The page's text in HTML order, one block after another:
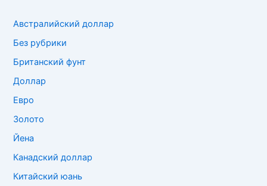
Австралийский доллар
Без рубрики
Британский фунт
Доллар
Евро
Золото
Йена
Канадский доллар
Китайский юань